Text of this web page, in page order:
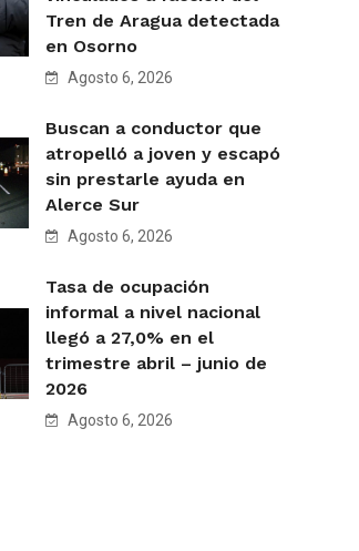
Tren de Aragua detectada
en Osorno
Agosto 6, 2026
Buscan a conductor que
atropelló a joven y escapó
sin prestarle ayuda en
Alerce Sur
Agosto 6, 2026
Tasa de ocupación
informal a nivel nacional
llegó a 27,0% en el
trimestre abril – junio de
2026
Agosto 6, 2026